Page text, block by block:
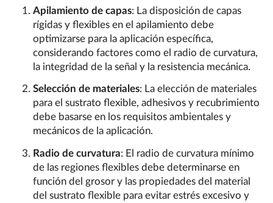
Apilamiento de capas: La disposición de capas
rígidas y flexibles en el apilamiento debe
optimizarse para la aplicación específica,
considerando factores como el radio de curvatura,
la integridad de la señal y la resistencia mecánica.
Selección de materiales: La elección de materiales
para el sustrato flexible, adhesivos y recubrimiento
debe basarse en los requisitos ambientales y
mecánicos de la aplicación.
Radio de curvatura: El radio de curvatura mínimo
de las regiones flexibles debe determinarse en
función del grosor y las propiedades del material
del sustrato flexible para evitar estrés excesivo y